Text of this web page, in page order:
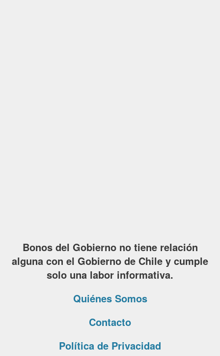
Bonos del Gobierno no tiene relación
alguna con el Gobierno de Chile y cumple
solo una labor informativa.
Quiénes Somos
Contacto
Política de Privacidad